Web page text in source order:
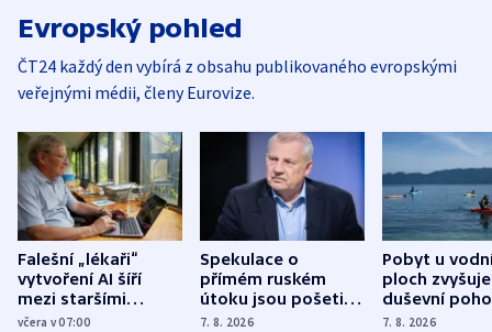
Evropský pohled
ČT24 každý den vybírá z obsahu publikovaného evropskými
veřejnými médii, členy Eurovize.
Falešní „lékaři“
vytvoření AI šíří
mezi staršími
Poláky nebezpečné
včera v 07:00
Spekulace o
přímém ruském
útoku jsou pošetilé,
míní estonský
7. 8. 2026
Pobyt u
ploch zvyšuje
duševní
ukázala
7. 8. 2026